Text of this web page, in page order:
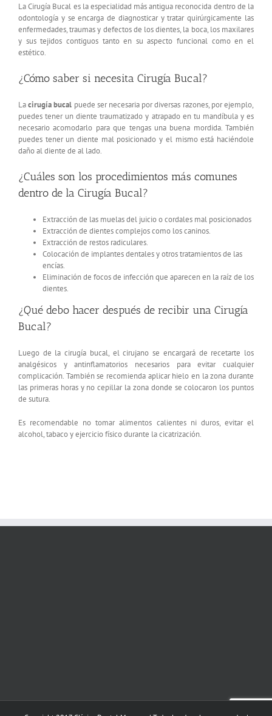
La Cirugía Bucal es la especialidad más antigua reconocida dentro de la
odontología y se encarga de diagnosticar y tratar quirúrgicamente las
enfermedades, traumas y defectos de los dientes, la boca, los maxilares
y sus tejidos contiguos tanto en su aspecto funcional como en el
estético.
¿Cómo saber si necesita Cirugía Bucal?
Lacirugía bucal puede ser necesaria por diversas razones, por ejemplo,
puedes tener un diente traumatizado y atrapado en tu mandíbula y es
necesario acomodarlo para que tengas una buena mordida. También
puedes tener un diente mal posicionado y el mismo está haciéndole
daño al diente de al lado.
¿Cuáles son los procedimientos más comunes
dentro de la Cirugía Bucal?
Extracción de las muelas del juicio o cordales mal posicionados
Extracción de dientes complejos como los caninos.
Extracción de restos radiculares.
Colocación de implantes dentales y otros tratamientos de las
encías.
Eliminación de focos de infección que aparecen en la raíz de los
dientes.
¿Qué debo hacer después de recibir una Cirugía
Bucal?
Luego de la cirugía bucal, el cirujano se encargará de recetarte los
analgésicos y antinflamatorios necesarios para evitar cualquier
complicación. También se recomienda aplicar hielo en la zona durante
las primeras horas y no cepillar la zona donde se colocaron los puntos
de sutura.
Es recomendable no tomar alimentos calientes ni duros, evitar el
alcohol, tabaco y ejercicio físico durante la cicatrización.